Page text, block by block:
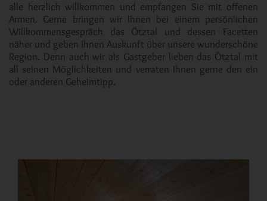
alle herzlich willkommen und empfangen Sie mit offenen
Armen. Gerne bringen wir Ihnen bei einem persönlichen
Willkommensgespräch das Ötztal und dessen Facetten
näher und geben Ihnen Auskunft über unsere wunderschöne
Region. Denn auch wir als Gastgeber lieben das Ötztal mit
all seinen Möglichkeiten und verraten Ihnen gerne den ein
oder anderen Geheimtipp.